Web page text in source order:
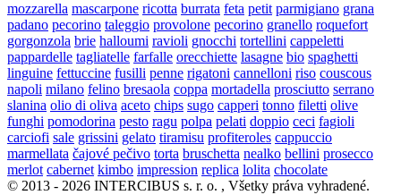
mozzarella mascarpone ricotta burrata feta petit parmigiano grana
padano pecorino taleggio provolone pecorino granello roquefort
gorgonzola brie halloumi ravioli gnocchi tortellini cappeletti
pappardelle tagliatelle farfalle orecchiette lasagne bio spaghetti
linguine fettuccine fusilli penne rigatoni cannelloni riso couscous
napoli milano felino bresaola coppa mortadella prosciutto serrano
slanina olio di oliva aceto chips sugo capperi tonno filetti olive
funghi pomodorina pesto ragu polpa pelati doppio ceci fagioli
carciofi sale grissini gelato tiramisu profiteroles cappuccio
marmellata čajové pečivo torta bruschetta nealko bellini prosecco
merlot cabernet kimbo impression replica lolita chocolate
© 2013 - 2026 INTERCIBUS s. r. o. , Všetky práva vyhradené.